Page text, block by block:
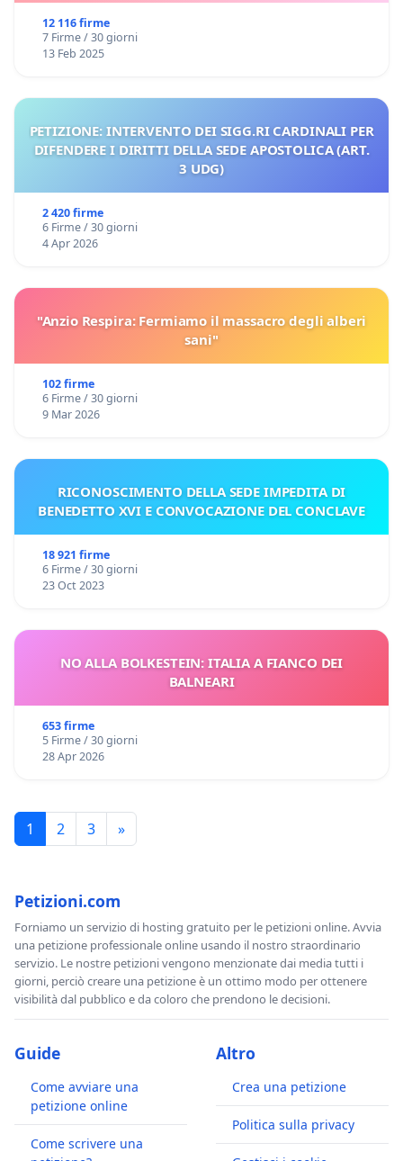
12 116 firme
7 Firme / 30 giorni
13 Feb 2025
PETIZIONE: INTERVENTO DEI SIGG.RI CARDINALI PER
DIFENDERE I DIRITTI DELLA SEDE APOSTOLICA (ART.
3 UDG)
2 420 firme
6 Firme / 30 giorni
4 Apr 2026
"Anzio Respira: Fermiamo il massacro degli alberi
sani"
102 firme
6 Firme / 30 giorni
9 Mar 2026
RICONOSCIMENTO DELLA SEDE IMPEDITA DI
BENEDETTO XVI E CONVOCAZIONE DEL CONCLAVE
18 921 firme
6 Firme / 30 giorni
23 Oct 2023
NO ALLA BOLKESTEIN: ITALIA A FIANCO DEI
BALNEARI
653 firme
5 Firme / 30 giorni
28 Apr 2026
1 2 3 »
Petizioni.com
Forniamo un servizio di hosting gratuito per le petizioni online. Avvia
una petizione professionale online usando il nostro straordinario
servizio. Le nostre petizioni vengono menzionate dai media tutti i
giorni, perciò creare una petizione è un ottimo modo per ottenere
visibilità dal pubblico e da coloro che prendono le decisioni.
Guide
Come avviare una
petizione online
Come scrivere una
Altro
Crea una petizione
Politica sulla privacy